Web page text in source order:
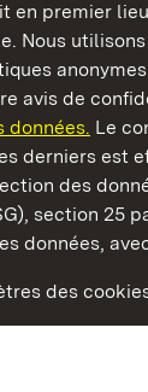
en premier
Nous
avis de
données. Le
derniers est
des
section 25
données,
des
publics du
Ludwigsburg